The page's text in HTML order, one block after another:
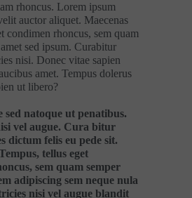
rhoncus. Lorem ipsum
auctor aliquet. Maecenas
condimen rhoncus, sem quam
sed ipsum. Curabitur
nisi. Donec vitae sapien
amet. Tempus dolerus
ut libero?
sed natoque ut penatibus.
vel augue. Cura bitur
dictum felis eu pede sit.
tellus eget
sem quam semper
adipiscing sem neque nula
nisi vel augue blandit